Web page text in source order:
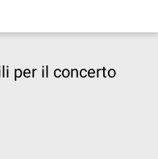
per il concerto